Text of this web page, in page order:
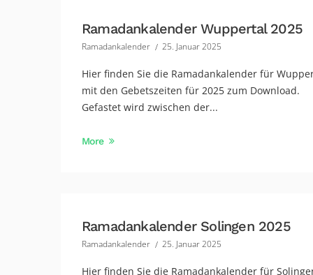
Ramadankalender Wuppertal 2025
Ramadankalender 25. Januar 2025
Hier finden Sie die Ramadankalender für
mit den Gebetszeiten für 2025 zum Download.
Gefastet wird zwischen der...
More
Ramadankalender Solingen 2025
Ramadankalender 25. Januar 2025
Hier finden Sie die Ramadankalender für